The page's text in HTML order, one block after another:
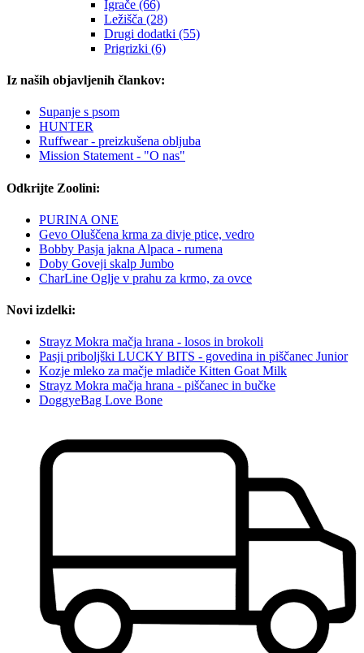
Igrače (66)
Ležišča (28)
Drugi dodatki (55)
Prigrizki (6)
Iz naših objavljenih člankov:
Supanje s psom
HUNTER
Ruffwear - preizkušena obljuba
Mission Statement - "O nas"
Odkrijte Zoolini:
PURINA ONE
Gevo Oluščena krma za divje ptice, vedro
Bobby Pasja jakna Alpaca - rumena
Doby Goveji skalp Jumbo
CharLine Oglje v prahu za krmo, za ovce
Novi izdelki:
Strayz Mokra mačja hrana - losos in brokoli
Pasji priboljški LUCKY BITS - govedina in piščanec Junior
Kozje mleko za mačje mladiče Kitten Goat Milk
Strayz Mokra mačja hrana - piščanec in bučke
DoggyeBag Love Bone